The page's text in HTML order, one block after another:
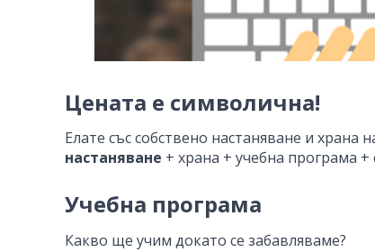
Цената е символична!
Елате със собствено настаняване и храна
настаняване + храна + учебна програма
Учебна програма
Какво ще учим докато се забавляваме?